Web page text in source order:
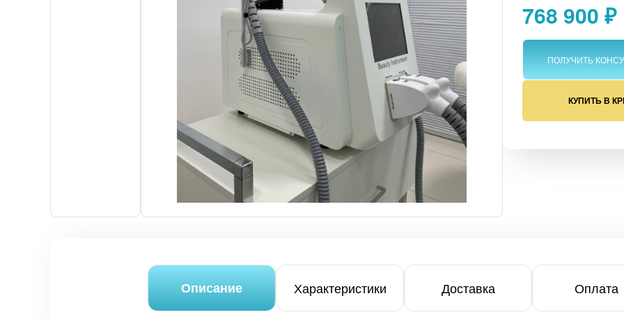
Аппараты для коррекции фигуры
Вспомогательное оборудование для косметолога
Косметика и расходные материалы
768 900 ₽
ПОЛУЧИТЬ
КУПИТЬ В
Описание Характеристики Доставка Оплата